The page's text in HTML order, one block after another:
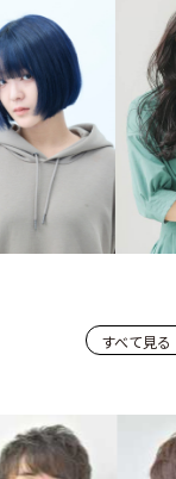
すべて見る